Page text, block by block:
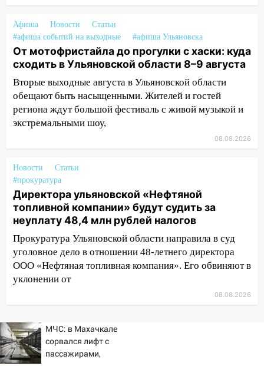
09:41
Диана Шурыгина уверовала в
Бога в СИЗО
09:35 В Ульяновске директора фирмы
будут судить за неуплату налогов на 48
млн рублей
08:22 Подросток на питбайке сбил
велосипедистку: пострадали двое
Жара возвращается: ожидается
06:00 Под Ульяновском при развороте
пострадал 38-летний водитель
иномарки
05:00 «Каждая пятая женщина и каждый
второй мужчина в мире сталкиваются с
алопецией»: врач рассказал, чем может
быть вызвано облысение и как с этим
справиться
Гороскоп на 7 августа: пятница
отличные шансы исправить старые
ошибки
06.08.2026
Афиша Новости
Статьи
#афиша событий на выходные
#афиша Ульяновска
От мотофристайла до прогулки с хаски: куда
сходить в Ульяновской области 8–9 августа
Вторые выходные августа в Ульяновской области
обещают быть насыщенными. Жителей и гостей
региона ждут большой фестиваль с живой музыкой и
экстремальными шоу,
08.08.2026
Новости
Статьи
#прокуратура
Директора ульяновской «Нефтяной
топливной компании» будут судить за
неуплату 48,4 млн рублей налогов
Прокуратура Ульяновской области направила в суд
уголовное дело в отношении 48-летнего директора
ООО «Нефтяная топливная компания». Его обвиняют в
уклонении от
08.08.2026
МЧС: в Махачкале
сорвался лифт с
пассажирами,